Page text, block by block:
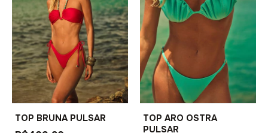
TOP BRUNA PULSAR
TOP ARO OSTRA
PULSAR